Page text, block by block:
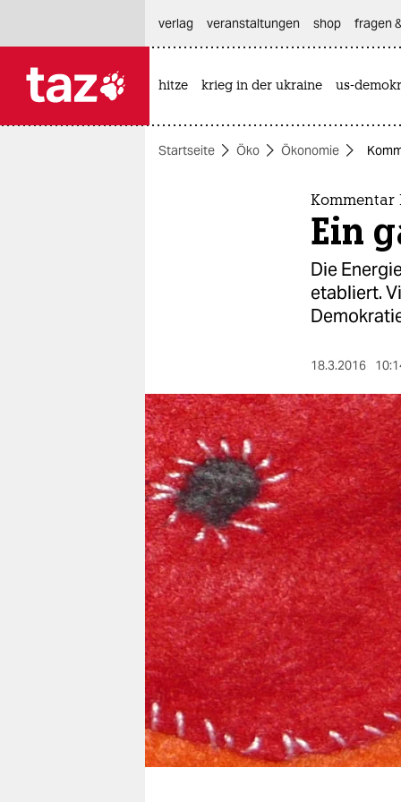
themen
berlin
nord
wahrheit
verlag
verlag
veranstaltungen
shop
fragen & hilfe
unterstützen
abo
genossenschaft
verlag
veranstaltungen shop fragen
hitze krieg in der ukraine us-
Startseite Öko Ökonomie
Kommentar
Ein
Die
etabliert.
18.3.2016